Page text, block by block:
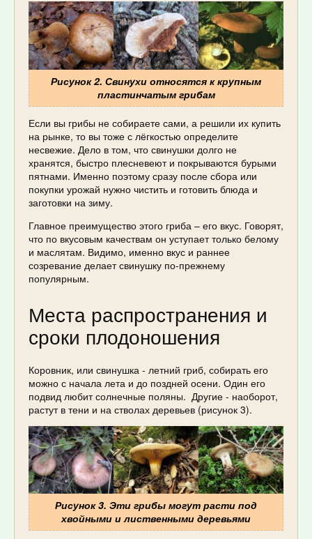
Рисунок 2. Свинухи относятся к крупным
пластинчатым грибам
Если вы грибы не собираете сами, а решили их купить
на рынке, то вы тоже с лёгкостью определите
несвежие. Дело в том, что свинушки долго не
хранятся, быстро плесневеют и покрываются бурыми
пятнами. Именно поэтому сразу после сбора или
покупки урожай нужно чистить и готовить блюда и
заготовки на зиму.
Главное преимущество этого гриба – его вкус. Говорят,
что по вкусовым качествам он уступает только белому
и маслятам. Видимо, именно вкус и раннее
созревание делает свинушку по-прежнему
популярным.
Места распространения и
сроки плодоношения
Коровник, или свинушка - летний гриб, собирать его
можно с начала лета и до поздней осени. Один его
подвид любит солнечные поляны. Другие - наоборот,
растут в тени и на стволах деревьев (рисунок 3).
Рисунок 3. Эти грибы могут расти под
хвойными и лиственными деревьями